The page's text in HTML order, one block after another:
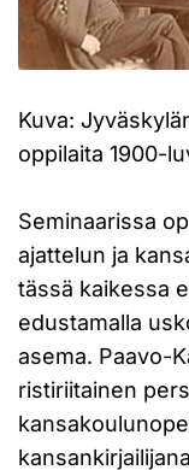
Kuva:
oppilaita 1900-
Seminaarissa
ajattelun ja
tässä kaikessa
edustamalla
asema. Paavo-
ristiriitainen